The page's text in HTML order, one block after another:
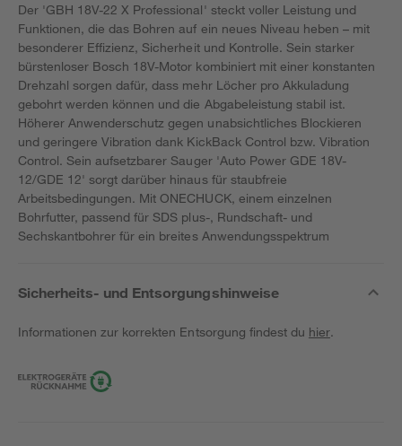
Der 'GBH 18V-22 X Professional' steckt voller Leistung und
Funktionen, die das Bohren auf ein neues Niveau heben – mit
besonderer Effizienz, Sicherheit und Kontrolle. Sein starker
bürstenloser Bosch 18V-Motor kombiniert mit einer konstanten
Drehzahl sorgen dafür, dass mehr Löcher pro Akkuladung
gebohrt werden können und die Abgabeleistung stabil ist.
Höherer Anwenderschutz gegen unabsichtliches Blockieren
und geringere Vibration dank KickBack Control bzw. Vibration
Control. Sein aufsetzbarer Sauger 'Auto Power GDE 18V-
12/GDE 12' sorgt darüber hinaus für staubfreie
Arbeitsbedingungen. Mit ONECHUCK, einem einzelnen
Bohrfutter, passend für SDS plus-, Rundschaft- und
Sechskantbohrer für ein breites Anwendungsspektrum
Sicherheits- und Entsorgungshinweise
Informationen zur korrekten Entsorgung findest du hier.